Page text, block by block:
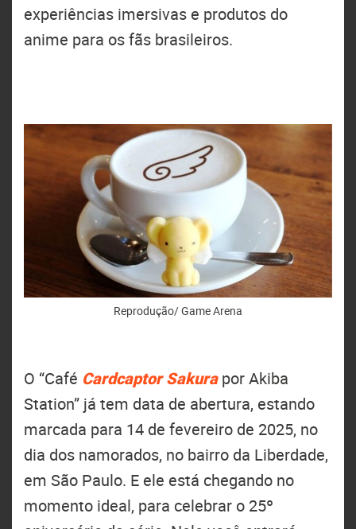
experiências imersivas e produtos do
anime para os fãs brasileiros.
Reprodução/ Game Arena
O “Café Cardcaptor Sakura por Akiba
Station” já tem data de abertura, estando
marcada para 14 de fevereiro de 2025, no
dia dos namorados, no bairro da Liberdade,
em São Paulo. E ele está chegando no
momento ideal, para celebrar o 25º